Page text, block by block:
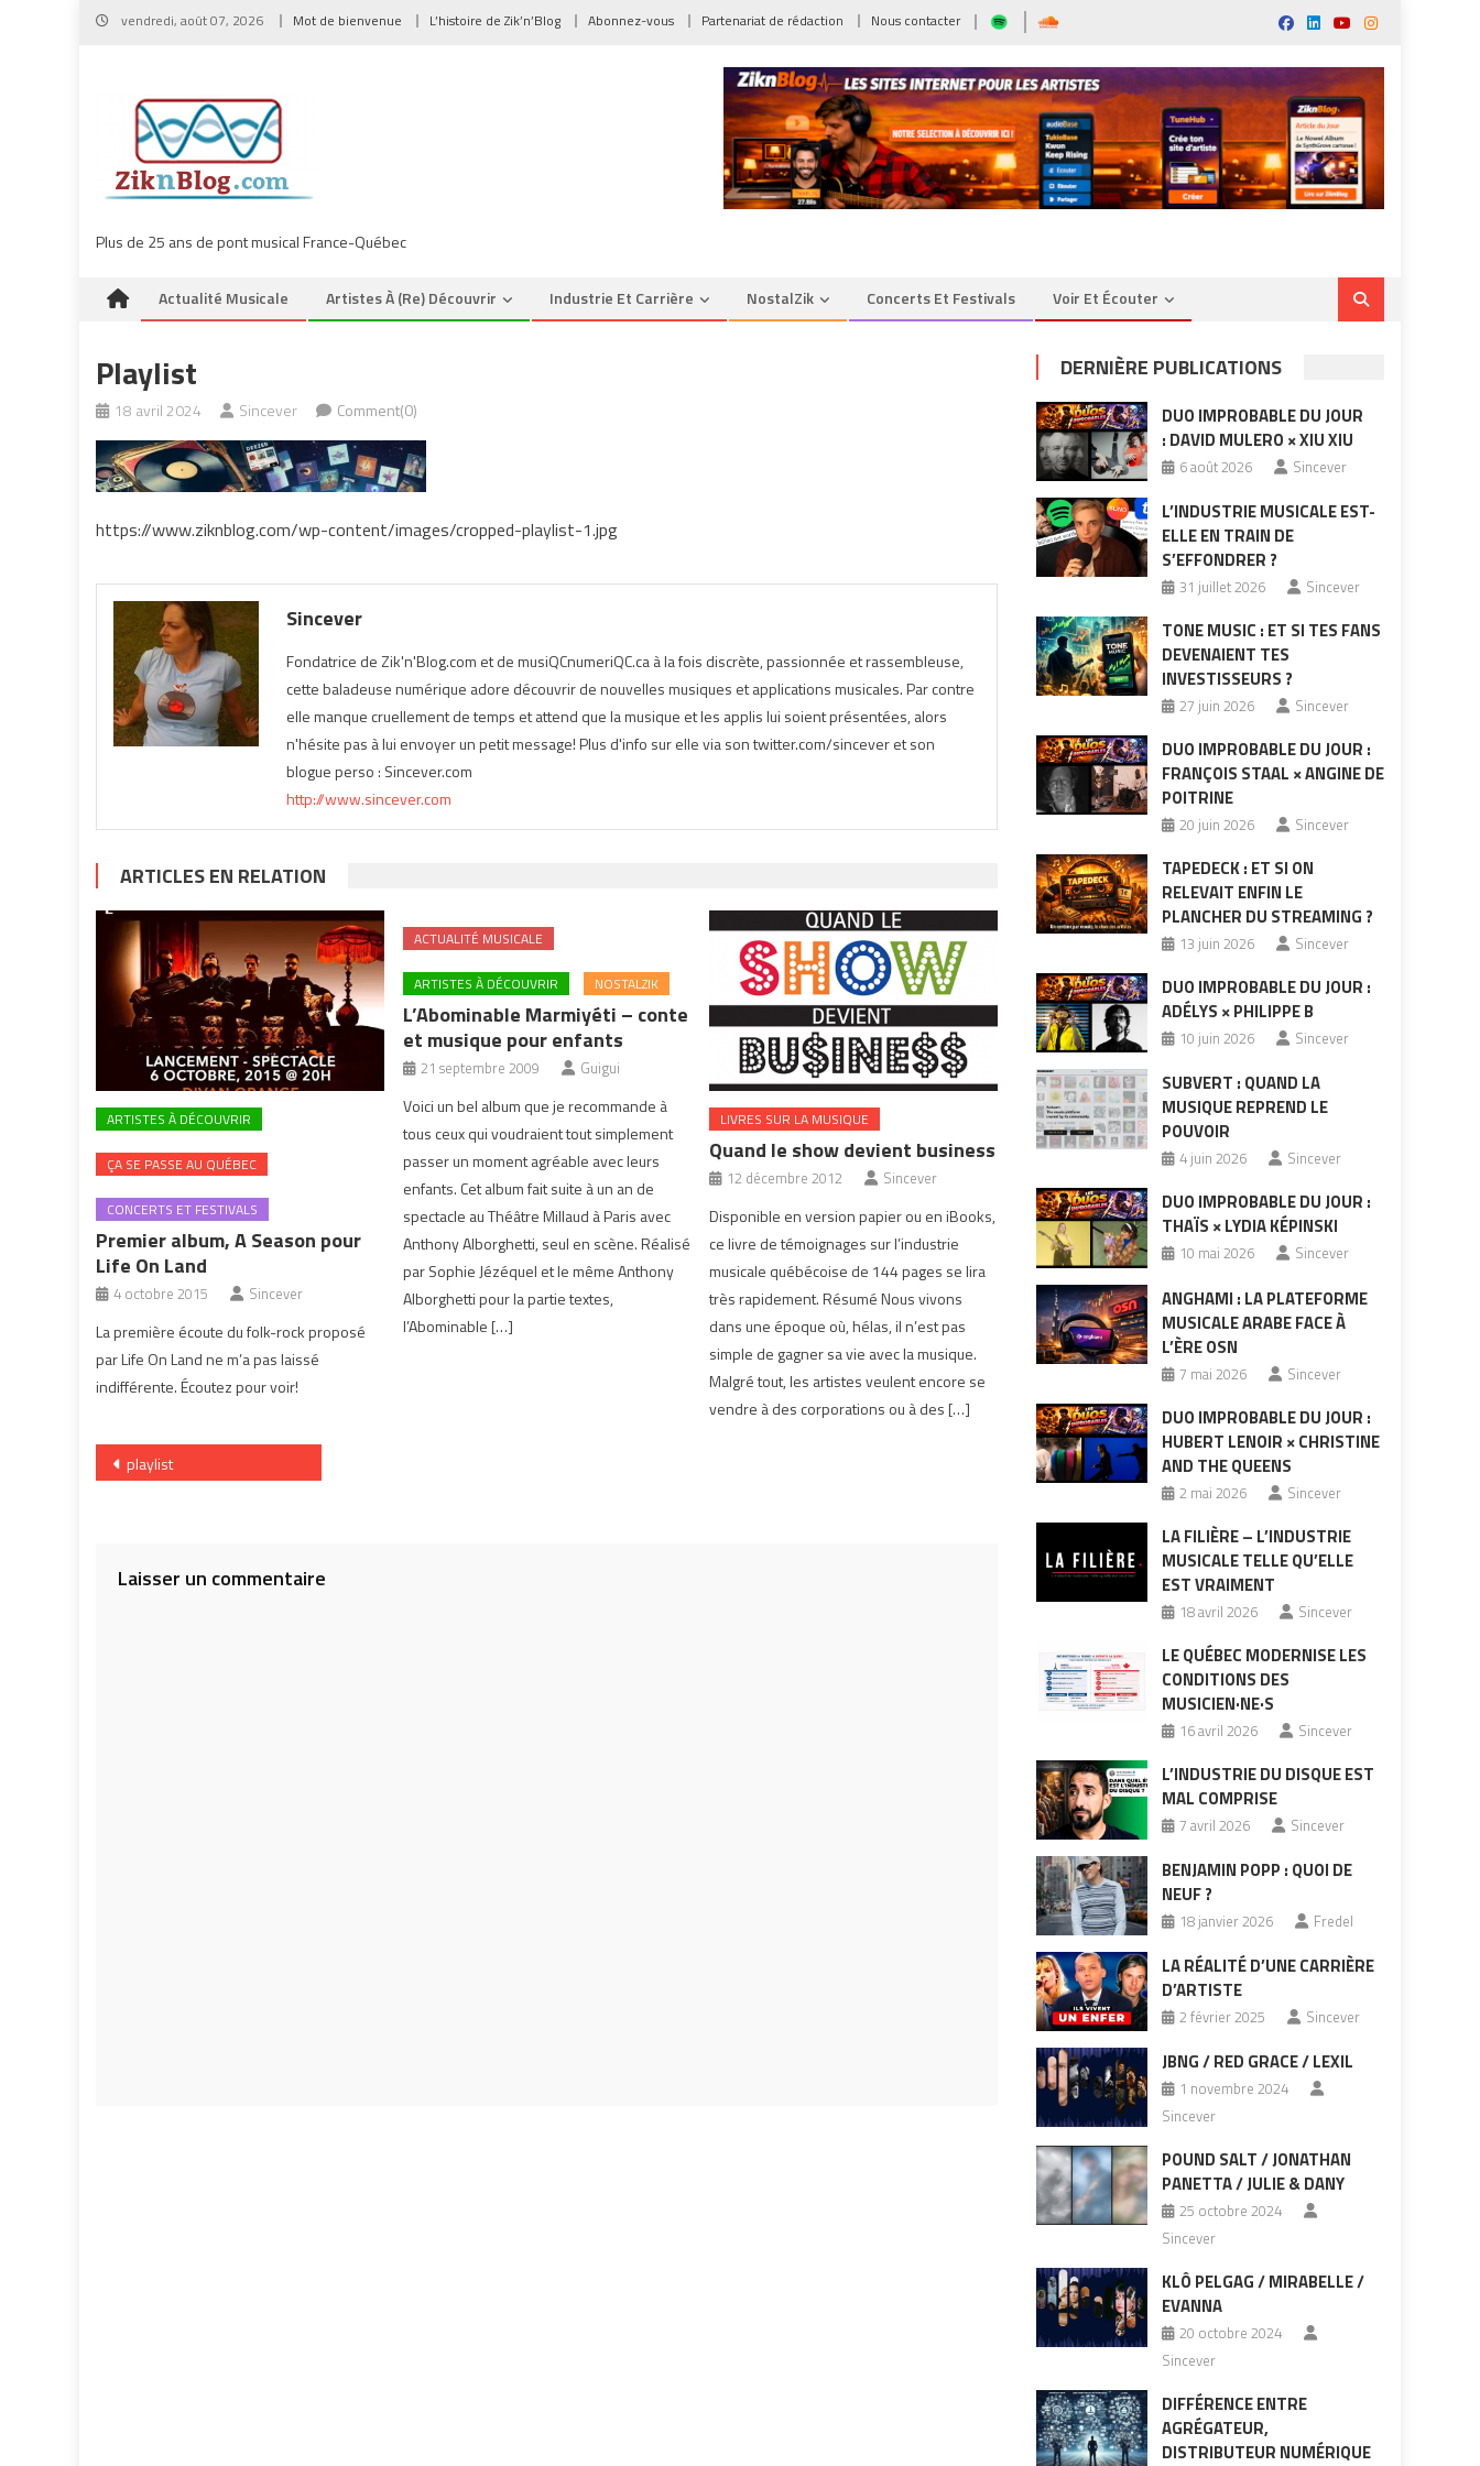
Skip
vendredi, août 07, 2026 Mot de bienvenue L’histoire de Zik’n’Blog Abonnez-vous Partenariat de rédaction Nous contacter
Plus de 25 ans de pont musical France-Québec
Actualité Musicale Artistes À (re) Découvrir Industrie Et Carrière NostalZik Concerts Et Festivals Voir Et Écouter
Playlist
18 avril 2024 Sincever Comment(0)
https://www.ziknblog.com/wp-content/images/cropped-playlist-1.jpg
Sincever
Fondatrice de Zik'n'Blog.com et de musiQCnumeriQC.ca à la fois discrète, passionnée et rassembleuse,
cette baladeuse numérique adore découvrir de nouvelles musiques et applications musicales. Par contre
elle manque cruellement de temps et attend que la musique et les applis lui soient présentées, alors
n'hésite pas à lui envoyer un petit message! Plus d'info sur elle via son twitter.com/sincever et son
blogue perso : Sincever.com
http://www.sincever.com
ARTICLES EN RELATION
ARTISTES À DÉCOUVRIR
ÇA SE PASSE AU QUÉBEC
CONCERTS ET FESTIVALS
Premier album, A Season pour
Life On Land
4 octobre 2015 Sincever
La première écoute du folk-rock proposé
par Life On Land ne m’a pas laissé
indifférente. Écoutez pour voir!
ACTUALITÉ MUSICALE
ARTISTES À DÉCOUVRIR NOSTALZIK
L’Abominable Marmiyéti – conte
et musique pour enfants
21 septembre 2009 Guigui
Voici un bel album que je recommande à
tous ceux qui voudraient tout simplement
passer un moment agréable avec leurs
enfants. Cet album fait suite à un an de
spectacle au Théâtre Millaud à Paris avec
Anthony Alborghetti, seul en scène. Réalisé
par Sophie Jézéquel et le même Anthony
Alborghetti pour la partie textes,
l’Abominable […]
LIVRES SUR LA MUSIQUE
Quand le show devient business
12 décembre 2012 Sincever
Disponible en version papier ou en iBooks,
ce livre de témoignages sur l’industrie
musicale québécoise de 144 pages se lira
très rapidement. Résumé Nous vivons
dans une époque où, hélas, il n’est pas
simple de gagner sa vie avec la musique.
Malgré tout, les artistes veulent encore se
vendre à des corporations ou à des […]
Navigation
playlist
Laisser un commentaire
DERNIÈRE PUBLICATIONS
DUO IMPROBABLE DU JOUR
: DAVID MULERO × XIU XIU
6 août 2026 Sincever
L’INDUSTRIE MUSICALE EST-
ELLE EN TRAIN DE
S’EFFONDRER ?
31 juillet 2026 Sincever
TONE MUSIC : ET SI TES FANS
DEVENAIENT TES
INVESTISSEURS ?
27 juin 2026 Sincever
DUO IMPROBABLE DU JOUR :
FRANÇOIS STAAL × ANGINE DE
POITRINE
20 juin 2026 Sincever
TAPEDECK : ET SI ON
RELEVAIT ENFIN LE
PLANCHER DU STREAMING ?
13 juin 2026 Sincever
DUO IMPROBABLE DU JOUR :
ADÉLYS × PHILIPPE B
10 juin 2026 Sincever
SUBVERT : QUAND LA
MUSIQUE REPREND LE
POUVOIR
4 juin 2026 Sincever
DUO IMPROBABLE DU JOUR :
THAÏS × LYDIA KÉPINSKI
10 mai 2026 Sincever
ANGHAMI : LA PLATEFORME
MUSICALE ARABE FACE À
L’ÈRE OSN
7 mai 2026 Sincever
DUO IMPROBABLE DU JOUR :
HUBERT LENOIR × CHRISTINE
AND THE QUEENS
2 mai 2026 Sincever
LA FILIÈRE – L’INDUSTRIE
MUSICALE TELLE QU’ELLE
EST VRAIMENT
18 avril 2026 Sincever
LE QUÉBEC MODERNISE LES
CONDITIONS DES
MUSICIEN·NE·S
16 avril 2026 Sincever
L’INDUSTRIE DU DISQUE EST
MAL COMPRISE
7 avril 2026 Sincever
BENJAMIN POPP : QUOI DE
NEUF ?
18 janvier 2026 Fredel
LA RÉALITÉ D’UNE CARRIÈRE
D’ARTISTE
2 février 2025 Sincever
JBNG / RED GRACE / LEXIL
1 novembre 2024
Sincever
POUND SALT / JONATHAN
PANETTA / JULIE & DANY
25 octobre 2024
Sincever
KLÔ PELGAG / MIRABELLE /
EVANNA
20 octobre 2024
Sincever
DIFFÉRENCE ENTRE
AGRÉGATEUR,
DISTRIBUTEUR NUMÉRIQUE